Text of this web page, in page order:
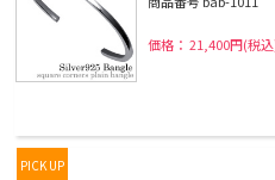
価格： 21,400円(税
PICK UP